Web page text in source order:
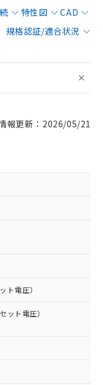
特性図
CAD
規格認証/適合状況
報更新：2026/05/21
ト電圧）
ット電圧）